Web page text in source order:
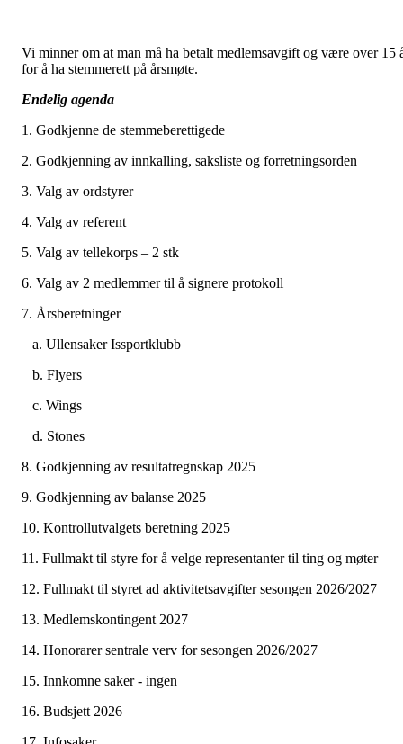
Vi minner om at man må ha betalt medlemsavgift og være over 15
for å ha stemmerett på årsmøte.
Endelig agenda
1. Godkjenne de stemmeberettigede
2. Godkjenning av innkalling, saksliste og forretningsorden
3. Valg av ordstyrer
4. Valg av referent
5. Valg av tellekorps – 2 stk
6. Valg av 2 medlemmer til å signere protokoll
7. Årsberetninger
a. Ullensaker Issportklubb
b. Flyers
c. Wings
d. Stones
8. Godkjenning av resultatregnskap 2025
9. Godkjenning av balanse 2025
10. Kontrollutvalgets beretning 2025
11. Fullmakt til styre for å velge representanter til ting og møter
12. Fullmakt til styret ad aktivitetsavgifter sesongen 2026/2027
13. Medlemskontingent 2027
14. Honorarer sentrale verv for sesongen 2026/2027
15. Innkomne saker - ingen
16. Budsjett 2026